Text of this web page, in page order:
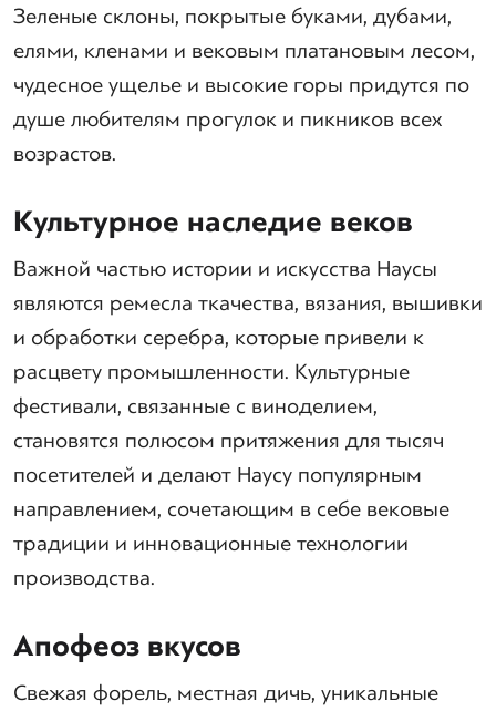
Зеленые склоны, покрытые буками, дубами,
елями, кленами и вековым платановым лесом,
чудесное ущелье и высокие горы придутся по
душе любителям прогулок и пикников всех
возрастов.
Культурное наследие веков
Важной частью истории и искусства Наусы
являются ремесла ткачества, вязания, вышивки
и обработки серебра, которые привели к
расцвету промышленности. Культурные
фестивали, связанные с виноделием,
становятся полюсом притяжения для тысяч
посетителей и делают Наусу популярным
направлением, сочетающим в себе вековые
традиции и инновационные технологии
производства.
Апофеоз вкусов
Свежая форель, местная дичь, уникальные